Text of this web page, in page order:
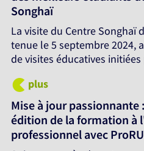
Songhaï
La visite du Centre Songhaï
tenue le 5 septembre 2024,
de visites éducatives initiées
plus
Mise à jour passionnante
édition de la formation à
professionnel avec